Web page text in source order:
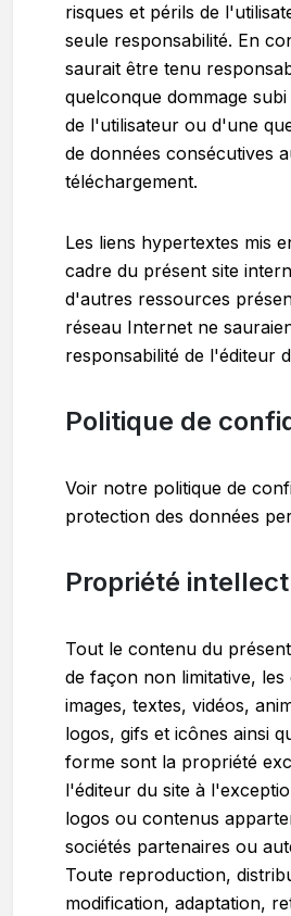
risques et périls de
seule responsabilité. En
saurait être tenu
quelconque dommage
de l'utilisateur ou d'une
de données consécutives
téléchargement.
Les liens hypertextes mis
cadre du présent site
d'autres ressources
réseau Internet ne
responsabilité de l'éditeur
Politique de
Voir notre politique de
protection des données
Propriété
Tout le contenu du
de façon non limitative, les
images, textes, vidéos,
logos, gifs et icônes ainsi
forme sont la propriété
l'éditeur du site à
logos ou contenus
sociétés partenaires ou
Toute reproduction,
modification, adaptation,